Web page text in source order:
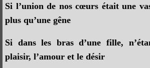
Si l’union de nos cœurs était une
plus qu’une gêne
Si dans les bras d’une fille,
plaisir, l’amour et le désir